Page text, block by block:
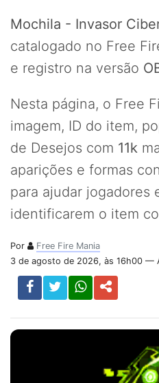
Mochila - Invasor
catalogado no Free
e registro na versão
Nesta página, o Free
imagem, ID do item,
de Desejos com 11k
aparições e formas
para ajudar jogadores
identificarem o item
Por
Free Fire Mania
3 de agosto de 2026, às 16h00 —